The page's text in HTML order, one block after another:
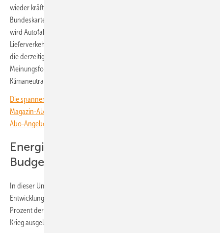
wieder kräftig an der Preisschraube gedreht. Auch wenn das
Bundeskartellamt die jetzigen Spritpreise für wettbewerbswidrig hält,
wird Autofahren – und damit auch der fossil angetriebene Güter- und
Lieferverkehr – teuer bleiben. Wer hingegen elektrisch fährt, nimmt
die derzeitige Energiekrise anders wahr, wie eine Umfrage des
Meinungsforschungsinstituts Verian im Auftrag der Initiative
Klimaneutrales Deutschland (IKND) ergeben hat.
Die spannendsten Artikel, Grafiken und Dossiers erhalten unsere
Magazin-Abonnent:innen. Sie haben noch kein Abo? Jetzt über alle
Abo-Angebote informieren und Wissensvorsprung sichern.
Energiepreise schlagen sich im
Budget nieder
In dieser Umfrage wurden Bundesbürger nach ihrer Einschätzung der
Entwicklung der Energiepreise gefragt. Das Ergebnis ist eindeutig: 74
Prozent der Befragten gehen davon aus, dass die durch den Iran-
Krieg ausgelöste Energiekrise keine vorübergehende Erscheinung ist.